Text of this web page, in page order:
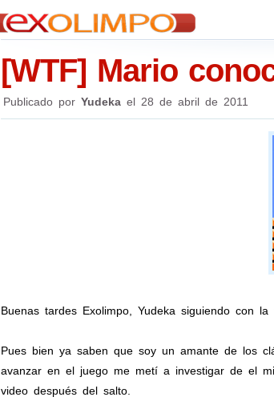
[WTF] Mario
Publicado por Yudekael 28 de abril de 2011
Buenas tardes Exolimpo, Yudeka siguiendo con
Pues bien ya saben que soy un amante de los
avanzar en el juego me metí a investigar de el
video después del salto.